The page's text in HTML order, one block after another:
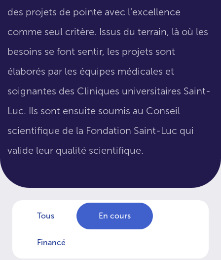
des projets de pointe avec l’excellence
comme seul critère. Issus du terrain, là où les
besoins se font sentir, les projets sont
élaborés par les équipes médicales et
soignantes des Cliniques universitaires Saint-
Luc. Ils sont ensuite soumis au Conseil
scientifique de la Fondation Saint-Luc qui
valide leur qualité scientifique.
Tous En cours
Financé